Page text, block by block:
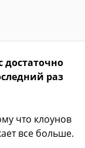
достаточно
раз
что клоунов
все больше.